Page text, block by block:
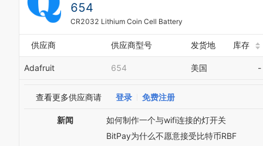
654
CR2032 Lithium Coin Cell Battery
供应商 供应商型号 发货地 库存
Adafruit 654 美国 -
查看更多供应商请 登录 免费注册
新闻
如何制作一个与wifi连接的灯开关
BitPay为什么不愿意接受比特币RBF